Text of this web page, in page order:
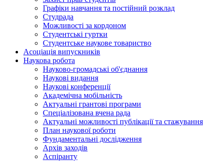
Графіки навчання та постійний розклад
Студрада
Можливості за кордоном
Студентські гуртки
Студентське наукове товариство
Асоціація випускників
Наукова робота
Науково-громадські об'єднання
Наукові видання
Наукові конференції
Академічна мобільність
Актуальні грантові програми
Спеціалізована вчена рада
Актуальні можливості публікації та стажування
План наукової роботи
Фундаментальні дослідження
Архів заходів
Аспіранту